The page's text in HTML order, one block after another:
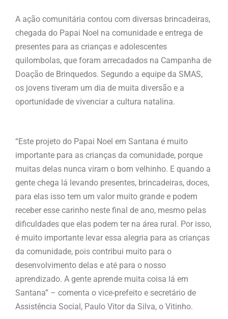
A ação comunitária contou com diversas brincadeiras,
chegada do Papai Noel na comunidade e entrega de
presentes para as crianças e adolescentes
quilombolas, que foram arrecadados na Campanha de
Doação de Brinquedos. Segundo a equipe da SMAS,
os jovens tiveram um dia de muita diversão e a
oportunidade de vivenciar a cultura natalina.
“Este projeto do Papai Noel em Santana é muito
importante para as crianças da comunidade, porque
muitas delas nunca viram o bom velhinho. E quando a
gente chega lá levando presentes, brincadeiras, doces,
para elas isso tem um valor muito grande e podem
receber esse carinho neste final de ano, mesmo pelas
dificuldades que elas podem ter na área rural. Por isso,
é muito importante levar essa alegria para as crianças
da comunidade, pois contribui muito para o
desenvolvimento delas e até para o nosso
aprendizado. A gente aprende muita coisa lá em
Santana” – comenta o vice-prefeito e secretário de
Assistência Social, Paulo Vitor da Silva, o Vitinho.